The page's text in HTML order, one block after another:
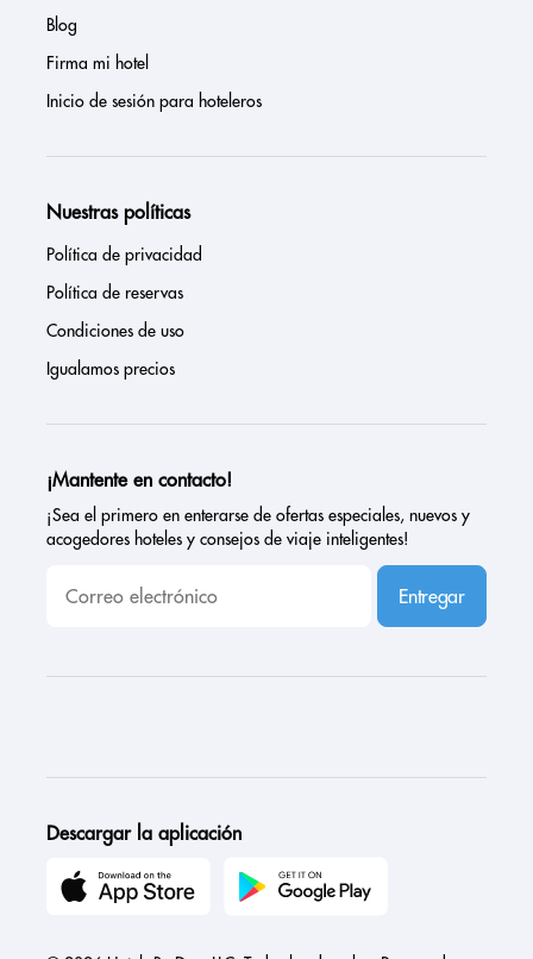
Blog
Firma mi hotel
Inicio de sesión para hoteleros
Nuestras políticas
Política de privacidad
Política de reservas
Condiciones de uso
Igualamos precios
¡Mantente en contacto!
¡Sea el primero en enterarse de ofertas especiales, nuevos y
acogedores hoteles y consejos de viaje inteligentes!
Entregar
Descargar la aplicación